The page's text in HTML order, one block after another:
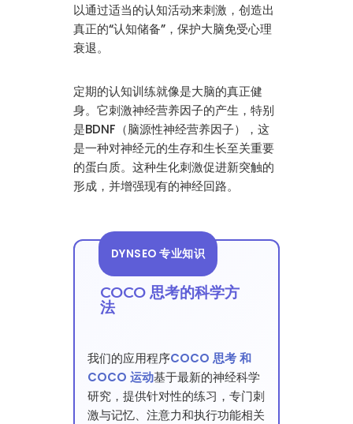
以通过适当的认知活动来刺激，创造出
真正的“认知储备”，保护大脑免受心理
衰退。
定期的认知训练就像是大脑的真正健
身。它刺激神经营养因子的产生，特别
是BDNF（脑源性神经营养因子），这
是一种对神经元的生存和生长至关重要
的蛋白质。这种生化刺激促进新突触的
形成，并增强现有的神经回路。
DYNSEO 专业知识
COCO 思考的科学方
法
我们的应用程序COCO 思考 和
COCO 运动基于最新的神经科学
研究，提供针对性的练习，专门刺
激与记忆、注意力和执行功能相关